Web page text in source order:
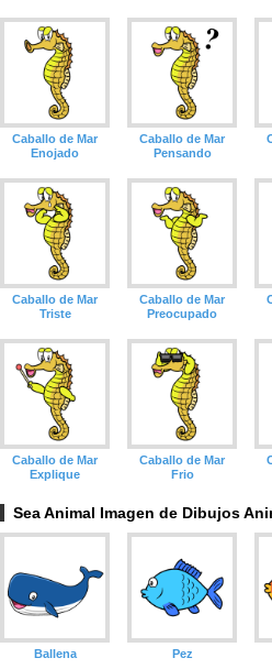
Caballo de Mar
Enojado
Caballo de Mar
Pensando
Caballo de Mar
Triste
Caballo de Mar
Preocupado
Caballo de Mar
Explique
Caballo de Mar
Frio
Sea Animal Imagen de Dibujos
Ballena Pez